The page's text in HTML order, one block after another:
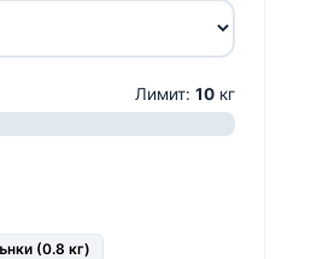
Лимит: 10 кг
(0.8 кг)